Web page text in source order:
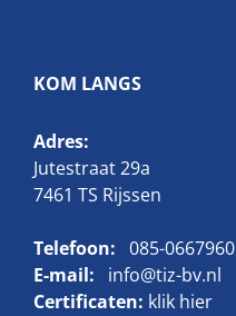
KOM LANGS
Adres:
Jutestraat 29a
7461 TS Rijssen
Telefoon: 085-0667960
E-mail:
info@tiz-bv.nl
Certificaten: klik hier